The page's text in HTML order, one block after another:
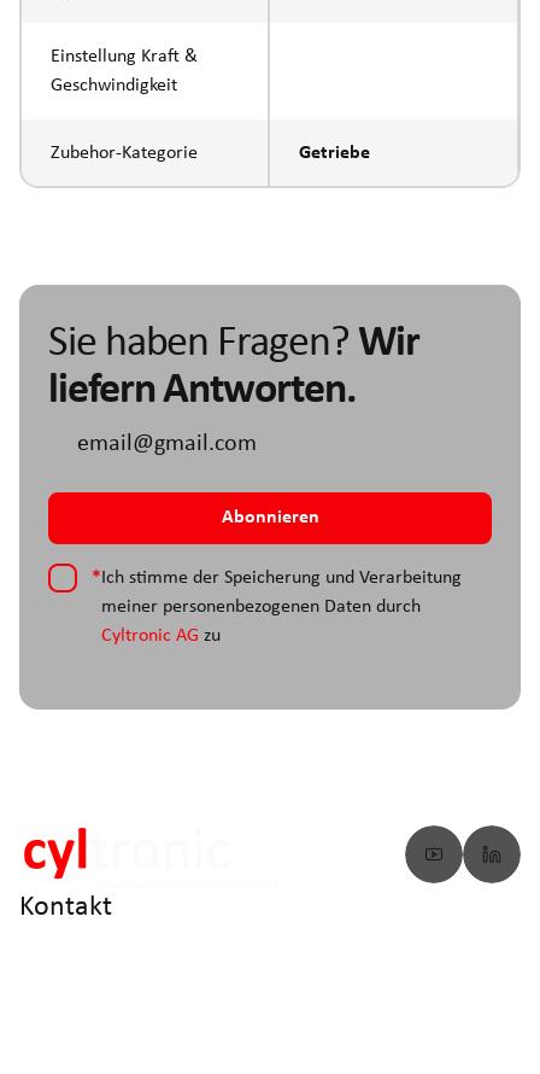
Einstellung Kraft &
Geschwindigkeit
Zubehor-Kategorie Getriebe
Sie haben Fragen? Wir
liefern Antworten.
* Ich stimme der Speicherung und Verarbeitung
meiner personenbezogenen Daten durch
Cyltronic AG zu
Kontakt